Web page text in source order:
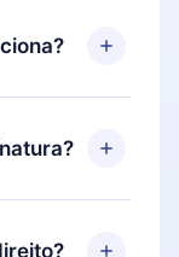
a
motivo
basta
receberá
partir do
se